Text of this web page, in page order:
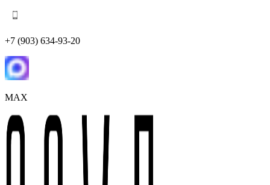
+7 (903) 634-93-20
MAX